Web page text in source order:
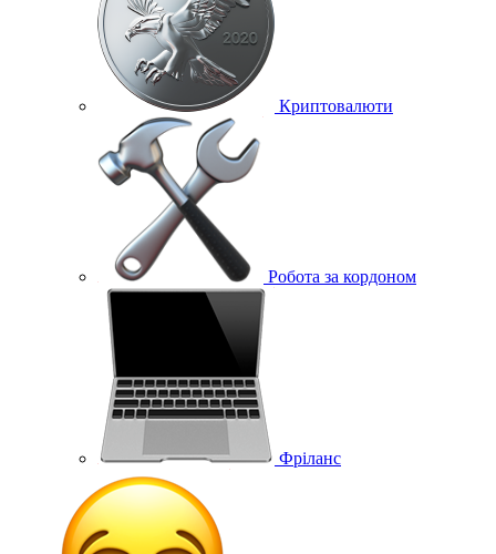
Криптовалюти
Робота за кордоном
Фріланс